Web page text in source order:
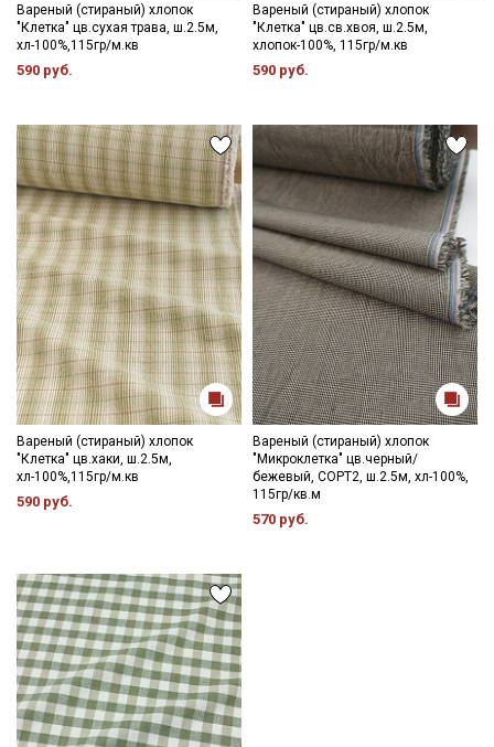
Вареный (стираный) хлопок
"Клетка" цв.сухая трава, ш.2.5м,
хл-100%,115гр/м.кв
590 руб.
Вареный (стираный) хлопок
"Клетка" цв.св.хвоя, ш.2.5м,
хлопок-100%, 115гр/м.кв
590 руб.
Вареный (стираный) хлопок
"Клетка" цв.хаки, ш.2.5м,
хл-100%,115гр/м.кв
590 руб.
Вареный (стираный) хлопок
"Микроклетка" цв.черный/
бежевый, СОРТ2, ш.2.5м, хл-100%,
115гр/кв.м
570 руб.